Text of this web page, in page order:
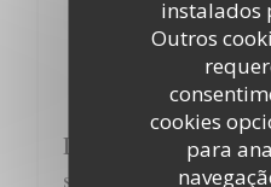
instalados
Outros
cookies
para
Le Patriote : L'art
simple appareil